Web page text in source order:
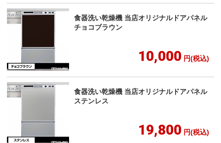
食器洗い乾燥機 当店オリジナルドアパネル
チョコブラウン
10,000 円(税込)
食器洗い乾燥機 当店オリジナルドアパネル
ステンレス
19,800 円(税込)